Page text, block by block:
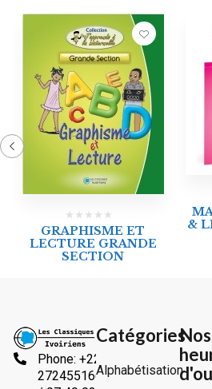
GRAPHISME ET
LECTURE GRANDE
SECTION
&
Phone: +225
2724551666
Catégories
Alphabétisation
Nos